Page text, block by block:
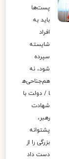
پست‌ها
باید به
افراد
شایسته
سپرده
شود، نه
هم‌جناحی‌ه
ا / دولت با
شهادت
رهبر،
پشتوانه
بزرگی را از
دست داد